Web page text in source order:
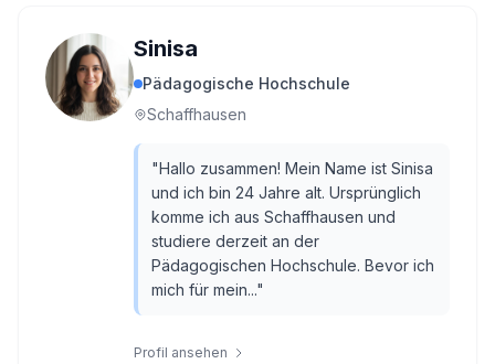
Sinisa
Pädagogische Hochschule
Schaffhausen
"Hallo zusammen! Mein Name ist Sinisa
und ich bin 24 Jahre alt. Ursprünglich
komme ich aus Schaffhausen und
studiere derzeit an der
Pädagogischen Hochschule. Bevor ich
mich für mein..."
Profil ansehen